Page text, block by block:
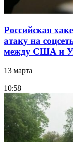
Российская
атаку на
между США и
13 марта
10:58